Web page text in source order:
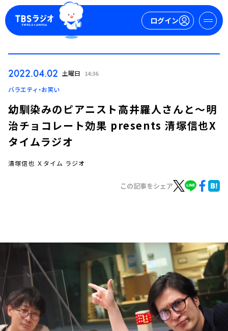
ログイン
ログイン
イベント・グッズ
YouTube
会社情報
2022.04.02 土曜日 14:36
バラエティ・お笑い
幼馴染みのピアニスト高井羅人さんと～明
治チョコレート効果 presents 清塚信也X
タイムラジオ
清塚信也 Ｘタイム ラジオ
この記事をシェア